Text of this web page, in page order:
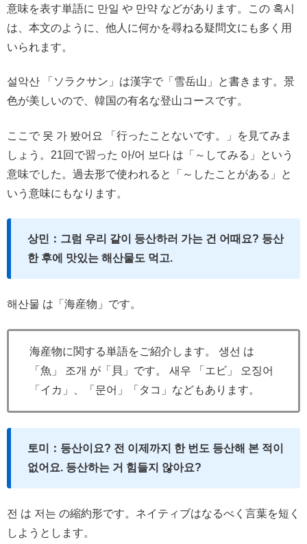
意味を表す単語に 만일 や 만약 などがあります。この 혹시
は、本文のように、他人に何かを尋ねる疑問文にも多く用
いられます。
설악산 「ソラクサン」は漢字で「雪岳山」と書きます。景
色が美しいので、韓国の有名な登山コースです。
ここで 못 가 봤어요 「行ったことないです。」を見てみま
しょう。21回で習った 아/어 보다 は「～してみる」という
意味でした。過去形で使われると「～したことがある」と
いう意味にもなります。
상민：그럼 우리 같이 등산하러 가는 건 어때요? 등산
한 후에 맛있는 해산물도 먹고.
해산물 は「海産物」です。
海産物に関する単語をご紹介します。 생선 は
「魚」 조개 が「貝」です。 새우 「エビ」 오징어
「イカ」、「문어」「タコ」などもあります。
토미：등산이요? 전 이제까지 한 번도 등산해 본 적이
없어요. 등산하는 거 힘들지 않아요?
전 は 저는 の縮約形です。ネイティブはなるべく言葉を短く
しようとします。